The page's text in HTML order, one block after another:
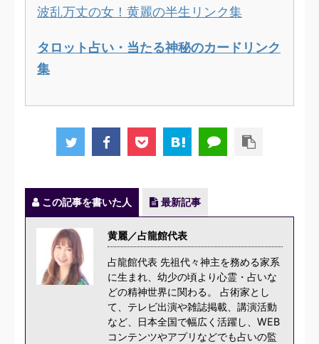
波乱万丈の女！黄麗の半生リンク集
タロット占い・当たる神秘のカードリンク
集
この記事を書いた人 最新記事
黄麗／占龍館代表
占龍館代表 先祖代々神主を務める家系
に生まれ、幼少の頃より心霊・占いな
どの精神世界に関わる。 占術家とし
て、テレビ出演や雑誌掲載、講演活動
など、日本全国で幅広く活躍し、WEB
コンテンツやアプリなどでも占いの監